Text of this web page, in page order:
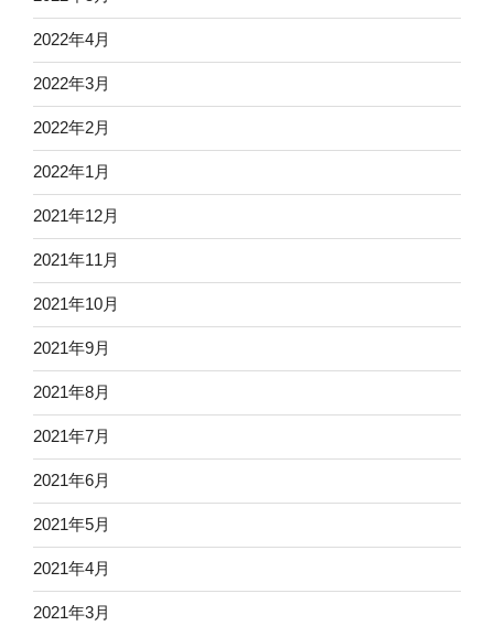
2022年4月
2022年3月
2022年2月
2022年1月
2021年12月
2021年11月
2021年10月
2021年9月
2021年8月
2021年7月
2021年6月
2021年5月
2021年4月
2021年3月